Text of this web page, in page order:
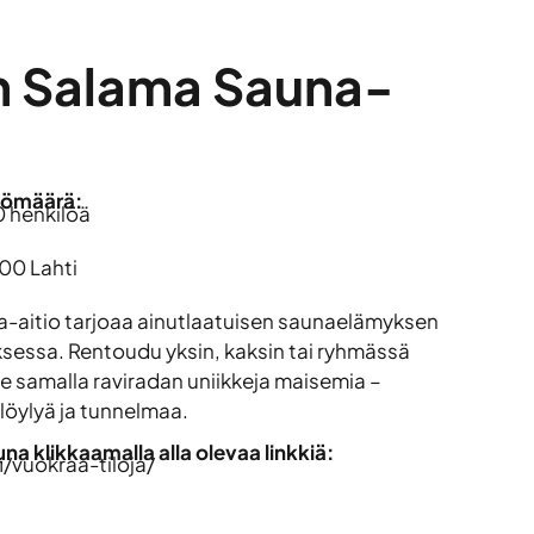
Salama Sauna-
henkilöä
Lahti
aitio tarjoaa ainutlaatuisen saunaelämyksen
Rentoudu yksin, kaksin tai ryhmässä
samalla raviradan uniikkeja maisemia –
ja tunnelmaa.
klikkaamalla alla olevaa linkkiä:
vuokraa-tiloja/